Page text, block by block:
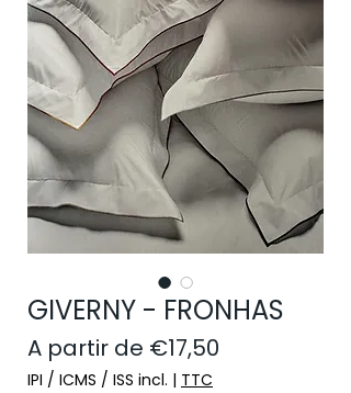
GIVERNY - FRONHAS
A partir de €17,50
IPI / ICMS / ISS incl. | TTC